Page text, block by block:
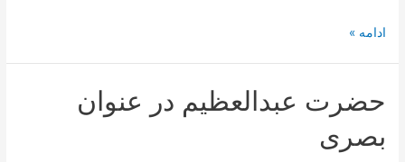
امامت
عسکری
السلام
ادامه »
حضرت عبدالعظیم در عنوان
بصری